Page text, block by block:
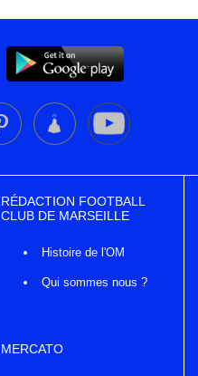
RÉDACTION FOOTBALL
CLUB DE MARSEILLE
Histoire de l'OM
Qui sommes nous ?
MERCATO